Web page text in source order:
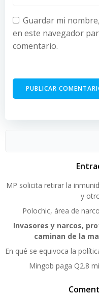
Guardar mi
en este navegador
comentario.
MP solicita retirar la
y
Polochic, área de
Invasores y narcos,
caminan de la
En qué se equivoca la
Mingob paga Q2.8